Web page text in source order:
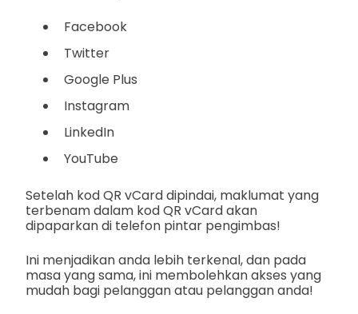
Facebook
Twitter
Google Plus
Instagram
LinkedIn
YouTube
Setelah kod QR vCard dipindai, maklumat yang
terbenam dalam kod QR vCard akan
dipaparkan di telefon pintar pengimbas!
Ini menjadikan anda lebih terkenal, dan pada
masa yang sama, ini membolehkan akses yang
mudah bagi pelanggan atau pelanggan anda!